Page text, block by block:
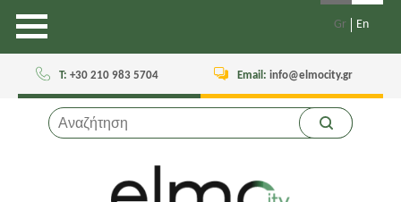
Gr En
Τ: +30 210 983 5704 Email: info@elmocity.gr